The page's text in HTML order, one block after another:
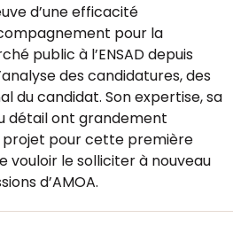
d’une efficacité
pour la
public à l’ENSAD depuis
des candidatures, des
du candidat. Son expertise, sa
détail ont grandement
projet pour cette première
vouloir le solliciter à nouveau
d’AMOA.